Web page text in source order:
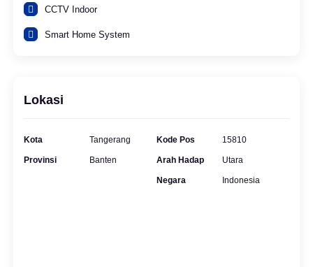
CCTV Indoor
Smart Home System
Lokasi
Kota Tangerang
Provinsi Banten
Kode Pos 15810
Arah Hadap Utara
Negara Indonesia